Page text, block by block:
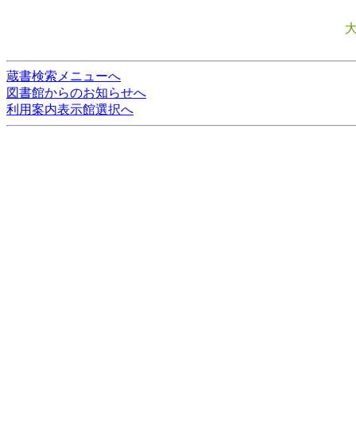
蔵書検索メニューへ
図書館からのお知らせへ
利用案内表示館選択へ